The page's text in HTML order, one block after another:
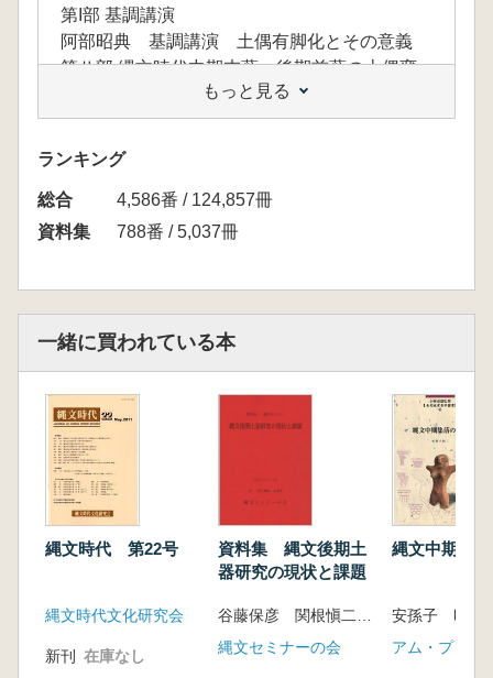
第I部 基調講演
阿部昭典 基調講演 土偶有脚化とその意義
第Ⅱ部 縄文時代中期末葉～後期前葉の上偶変
金子 昭彦 土器形式概要
成田 滋彦 北海道・東北北部地域
八木 勝枝 東北中部地域
上野 修― 東北南部・関東北部地域
第3部 討論
青森県報告 小笠原雅行
秋田県報告 嶋影 荘憲
山形県報告 小林 圭―
宮城県報告 相原 淳―
福島県報告 工藤やよい
新潟県報告 石川智紀
もっと見る
ランキング
総合
4,586番 / 124,857冊
資料集
788番 / 5,037冊
一緒に買われている本
縄文時代 第22号
縄文時代文化研究会
新刊 在庫なし
資料集 縄文後期土
器研究の現状と課題
谷藤保彦 関根愼二 編
縄文セミナーの会
縄文中期集
安孫子 昭
アム・プロモ